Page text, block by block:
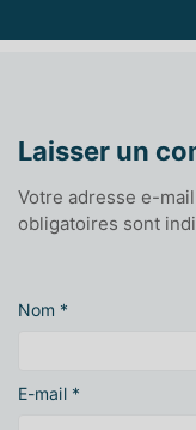
Laisser un
Votre adresse e-
obligatoires sont
Nom *
E-mail *